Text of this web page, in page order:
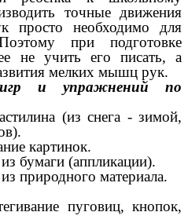
точные движения
просто необходимо для
при подготовке
не учить его писать, а
мелких мышц рук.
и упражнений по
(из снега - зимой,
картинок.
бумаги (аппликации).
природного материала.
пуговиц, кнопок,